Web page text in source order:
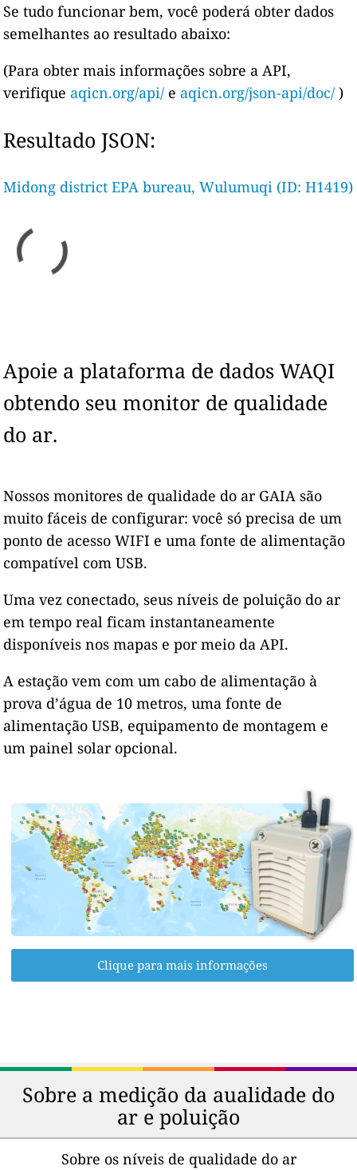
Se tudo funcionar bem, você poderá obter dados
semelhantes ao resultado abaixo:
(Para obter mais informações sobre a API,
verifique aqicn.org/api/ e aqicn.org/json-api/doc/ )
Resultado JSON:
Midong district EPA bureau, Wulumuqi (ID: H1419)
Apoie a plataforma de dados WAQI
obtendo seu monitor de qualidade
do ar.
Nossos monitores de qualidade do ar GAIA são
muito fáceis de configurar: você só precisa de um
ponto de acesso WIFI e uma fonte de alimentação
compatível com USB.
Uma vez conectado, seus níveis de poluição do ar
em tempo real ficam instantaneamente
disponíveis nos mapas e por meio da API.
A estação vem com um cabo de alimentação à
prova d’água de 10 metros, uma fonte de
alimentação USB, equipamento de montagem e
um painel solar opcional.
Clique para mais informações
Sobre a medição da aualidade do
ar e poluição
Sobre os níveis de qualidade do ar